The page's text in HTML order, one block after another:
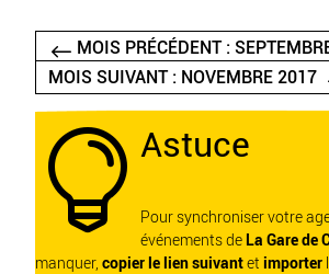
MOIS PRÉCÉDENT :
MOIS SUIVANT : NOVEMBRE 2017
 Astuce
Pour synchroniser votre
événements de La Gare de
manquer, copier le lien suivantet importer